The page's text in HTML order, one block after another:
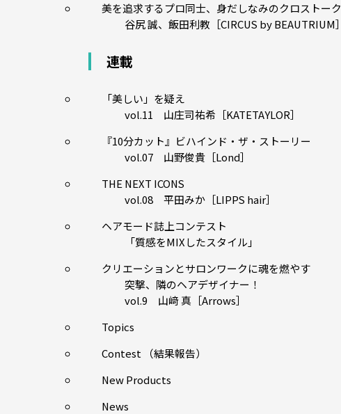
美を追求するプロ同士、身だしなみのクロストーク
谷尻 誠、飯田利教［CIRCUS by BEAUTRIUM］
連載
「美しい」を疑え
vol.11 山庄司祐希［KATETAYLOR］
『10分カット』ビハインド・ザ・ストーリー
vol.07 山野俊貴［Lond］
THE NEXT ICONS
vol.08 平田みか［LIPPS hair］
ヘアモード誌上コンテスト
「質感をMIXしたスタイル」
クリエーションとサロンワークに魂を燃やす
突撃、隣のヘアデザイナー！
vol.9 山﨑 真［Arrows］
Topics
Contest （結果報告）
New Products
News